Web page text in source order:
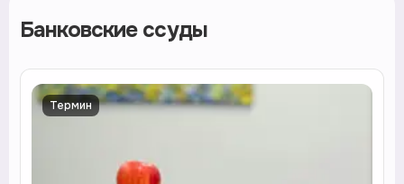
Банковские ссуды
Термин